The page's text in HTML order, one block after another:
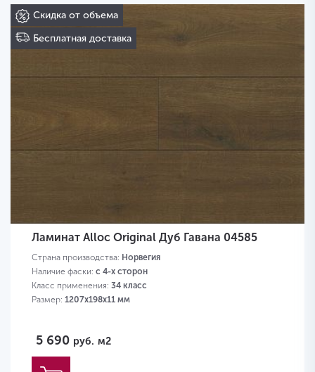
Скидка от объема
Бесплатная доставка
Ламинат Alloc Original Дуб Гавана 04585
Страна производства: Норвегия
Наличие фаски: с 4-х сторон
Класс применения: 34 класс
Размер: 1207х198х11 мм
5 690 руб. м2